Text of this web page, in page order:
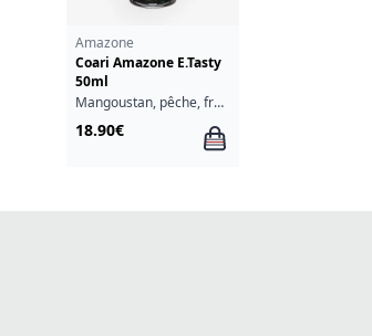
Amazone
Coari Amazone E.Tasty
50ml
Mangoustan, pêche, framboise, fraîcheur
18.90€